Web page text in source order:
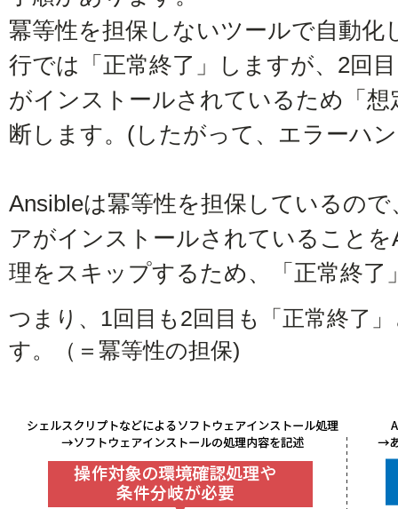
冪等性を担保しないツールで自動化
行では「正常終了」しますが、2回
がインストールされているため「
断します。(したがって、エラーハ
Ansibleは冪等性を担保しているの
アがインストールされていること
理をスキップするため、「正常終了
つまり、1回目も2回目も「正常終了
す。（＝冪等性の担保)